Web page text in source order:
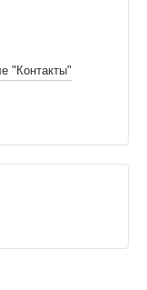
"Контакты"